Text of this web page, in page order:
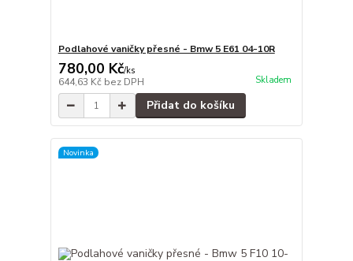
Podlahové vaničky přesné - Bmw 5 E61 04-10R
780,00 Kč/ks
644,63 Kč bez DPH Skladem
Přidat do košíku
Novinka